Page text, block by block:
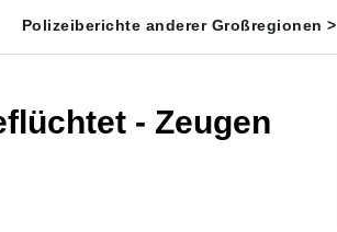
Polizeiberichte anderer Großregionen >
- Zeugen